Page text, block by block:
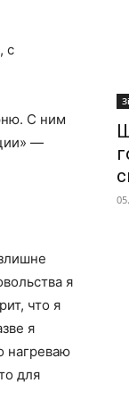
с
С ним
—
я
что я
я
нагреваю
для